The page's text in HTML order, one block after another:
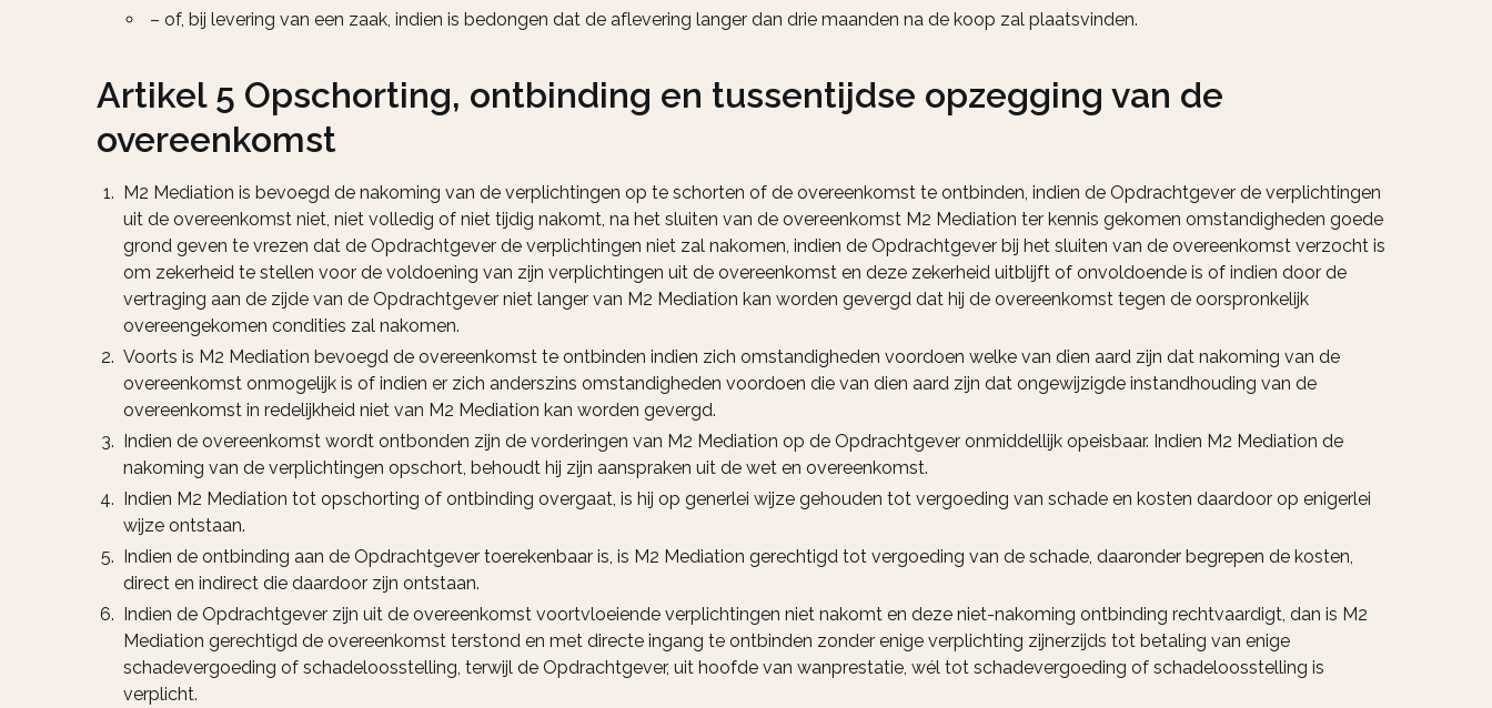
– of, bij levering van een zaak, indien is bedongen dat de aflevering langer dan drie maanden na de koop zal plaatsvinden.
Artikel 5 Opschorting, ontbinding en tussentijdse opzegging van de
overeenkomst
M2 Mediation is bevoegd de nakoming van de verplichtingen op te schorten of de overeenkomst te ontbinden, indien de Opdrachtgever de verplichtingen
uit de overeenkomst niet, niet volledig of niet tijdig nakomt, na het sluiten van de overeenkomst M2 Mediation ter kennis gekomen omstandigheden goede
grond geven te vrezen dat de Opdrachtgever de verplichtingen niet zal nakomen, indien de Opdrachtgever bij het sluiten van de overeenkomst verzocht is
om zekerheid te stellen voor de voldoening van zijn verplichtingen uit de overeenkomst en deze zekerheid uitblijft of onvoldoende is of indien door de
vertraging aan de zijde van de Opdrachtgever niet langer van M2 Mediation kan worden gevergd dat hij de overeenkomst tegen de oorspronkelijk
overeengekomen condities zal nakomen.
Voorts is M2 Mediation bevoegd de overeenkomst te ontbinden indien zich omstandigheden voordoen welke van dien aard zijn dat nakoming van de
overeenkomst onmogelijk is of indien er zich anderszins omstandigheden voordoen die van dien aard zijn dat ongewijzigde instandhouding van de
overeenkomst in redelijkheid niet van M2 Mediation kan worden gevergd.
Indien de overeenkomst wordt ontbonden zijn de vorderingen van M2 Mediation op de Opdrachtgever onmiddellijk opeisbaar. Indien M2 Mediation de
nakoming van de verplichtingen opschort, behoudt hij zijn aanspraken uit de wet en overeenkomst.
Indien M2 Mediation tot opschorting of ontbinding overgaat, is hij op generlei wijze gehouden tot vergoeding van schade en kosten daardoor op enigerlei
wijze ontstaan.
Indien de ontbinding aan de Opdrachtgever toerekenbaar is, is M2 Mediation gerechtigd tot vergoeding van de schade, daaronder begrepen de kosten,
direct en indirect die daardoor zijn ontstaan.
Indien de Opdrachtgever zijn uit de overeenkomst voortvloeiende verplichtingen niet nakomt en deze niet-nakoming ontbinding rechtvaardigt, dan is M2
Mediation gerechtigd de overeenkomst terstond en met directe ingang te ontbinden zonder enige verplichting zijnerzijds tot betaling van enige
schadevergoeding of schadeloosstelling, terwijl de Opdrachtgever, uit hoofde van wanprestatie, wél tot schadevergoeding of schadeloosstelling is
verplicht.